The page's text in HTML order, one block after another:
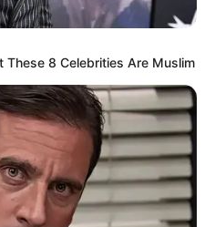
વરસાદી માહોલ બન્યો
દ્વારા ભારે અતિભારે
કરવામાં આવી છે. એવામાં
પટેલ દ્વારા વરસાદને લઈને
છે. ગુજરાતમાં આગામી બે
મળી શકે છે.
These 8 Celebrities Are Muslim